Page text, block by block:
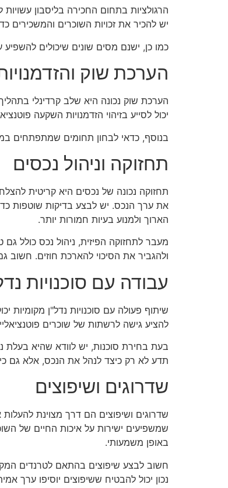
הרגולציות בתחום החכירה בליסבון
יש להכיר את זכויות השוכרים והמשכירים
כמו כן, ישנם מסים שונים שיכולים
הערכת שוק
הערכת שוק נכונה היא שלב קרדינלי
יכול לסייע בזיהוי הזדמנויות השקעה
בנוסף, כדאי לבחון תחומים שמתפתחים
תחזוקה וניהול נכסים
תחזוקה נכונה של נכסים היא קריטית
את ערך הנכס. יש לבצע בדיקות שוטפות כדי
הארוך ולמנוע בעיות חמורות יותר.
מעבר לתחזוקה הפיזית, ניהול נכס כולל
ולהגביר את הסיכוי להארכת חוזים. חשוב
עבודה עם סוכנויות
שיתוף פעולה עם סוכנויות נדל"ן מקומיות
להציע גישה לרשתות של שוכרים
בעת בחירת סוכנות, יש לוודא שהיא בעלת
תדע לא רק כיצד לנהל את הנכס, אלא גם
שדרוגים ושיפוצים
שדרוגים ושיפוצים הם דרך מצוינת
שמשפיעים ישירות על איכות החיים של
באופן משמעותי.
חשוב לבצע שיפוצים בהתאם לטרנדים
נכון יכול להבטיח ששיפוצים יוסיפו ערך